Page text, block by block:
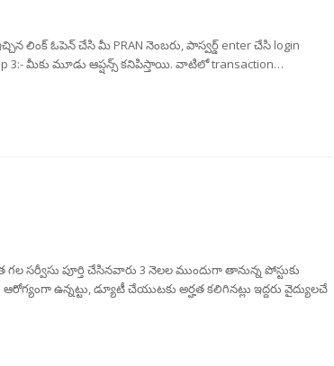
లింక్ ఓపెన్ చేసి మీ PRAN నెంబరు, పాస్వర్డ్ enter చేసి login
3:- మీకు మూడు ఆప్షన్స్ కనిపిస్తాయి. వాటిలో transaction…
సర్వీసు పూర్తి చేసినవారు 3 నెలల ముందుగా తానున్న పోస్టుకు
ఉన్నట్టు, డ్యూటీ చేయుటకు అర్హత కలిగినట్లు ఇద్దరు వైద్యులచే